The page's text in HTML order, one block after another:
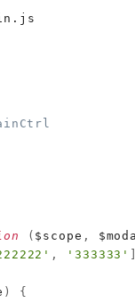
( $scope ,
, '333333'
) {